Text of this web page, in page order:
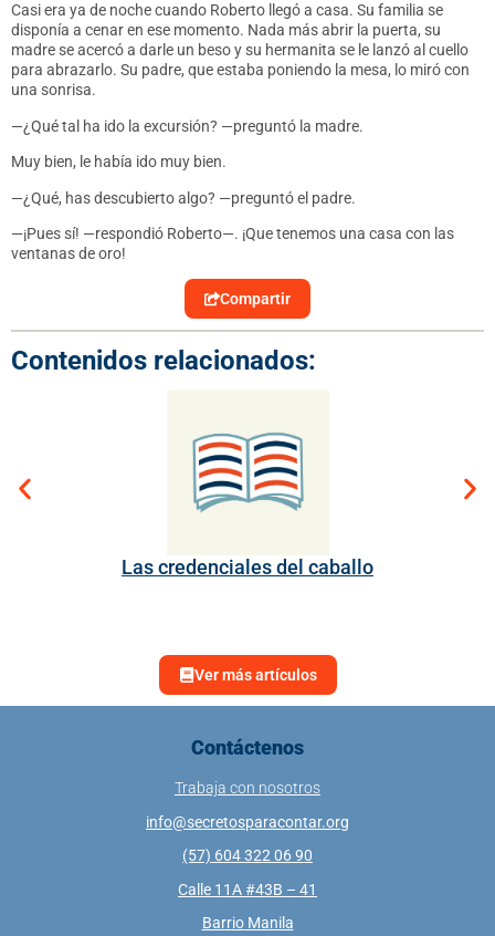
Casi era ya de noche cuando Roberto llegó a casa. Su familia se
disponía a cenar en ese momento. Nada más abrir la puerta, su
madre se acercó a darle un beso y su hermanita se le lanzó al cuello
para abrazarlo. Su padre, que estaba poniendo la mesa, lo miró con
una sonrisa.
—¿Qué tal ha ido la excursión? —preguntó la madre.
Muy bien, le había ido muy bien.
—¿Qué, has descubierto algo? —preguntó el padre.
—¡Pues sí! —respondió Roberto—. ¡Que tenemos una casa con las
ventanas de oro!
Compartir
Contenidos relacionados:
Las credenciales del caballo
Ver más artículos
Contáctenos
Trabaja con nosotros
info@secretosparacontar.org
(57) 604 322 06 90
Calle 11A #43B – 41
Barrio Manila